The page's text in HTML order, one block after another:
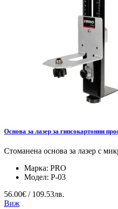
Основа за лазер за гипсокартонни
Стоманена основа за лазер с
Марка: PRO
Модел: P-03
56.00€ / 109.53лв.
Виж